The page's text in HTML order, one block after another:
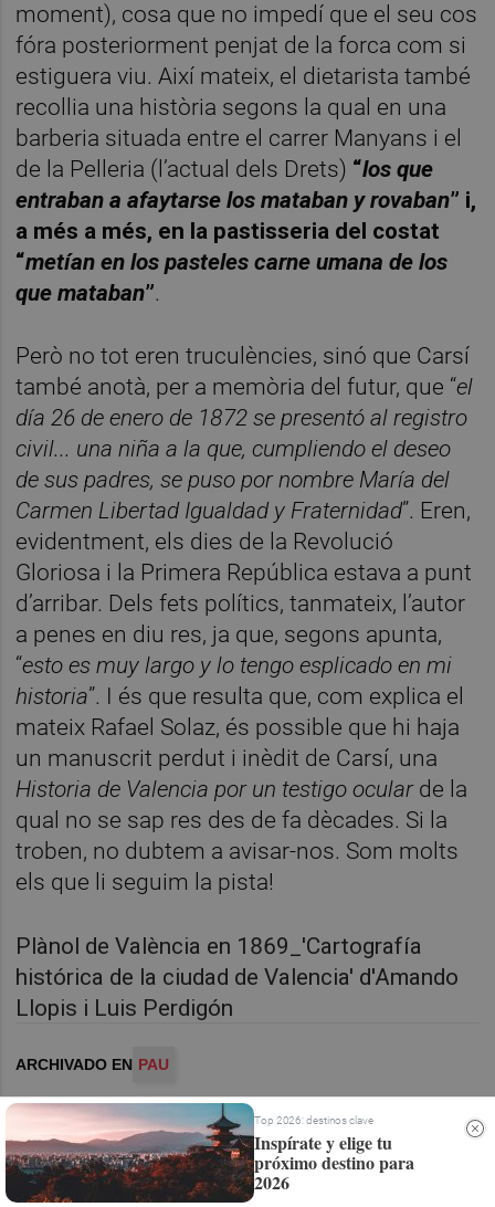
moment), cosa que no impedí que el seu cos
fóra posteriorment penjat de la forca com si
estiguera viu. Així mateix, el dietarista també
recollia una història segons la qual en una
barberia situada entre el carrer Manyans i el
de la Pelleria (l’actual dels Drets) “los que
entraban a afaytarse los mataban y rovaban” i,
a més a més, en la pastisseria del costat
“metían en los pasteles carne umana de los
que mataban”.
Però no tot eren truculències, sinó que Carsí
també anotà, per a memòria del futur, que “el
día 26 de enero de 1872 se presentó al registro
civil... una niña a la que, cumpliendo el deseo
de sus padres, se puso por nombre María del
Carmen Libertad Igualdad y Fraternidad”. Eren,
evidentment, els dies de la Revolució
Gloriosa i la Primera República estava a punt
d’arribar. Dels fets polítics, tanmateix, l’autor
a penes en diu res, ja que, segons apunta,
“esto es muy largo y lo tengo esplicado en mi
historia”. I és que resulta que, com explica el
mateix Rafael Solaz, és possible que hi haja
un manuscrit perdut i inèdit de Carsí, una
Historia de Valencia por un testigo ocularde la
qual no se sap res des de fa dècades. Si la
troben, no dubtem a avisar-nos. Som molts
els que li seguim la pista!
Plànol de València en 1869_'Cartografía
histórica de la ciudad de Valencia' d'Amando
Llopis i Luis Perdigón
ARCHIVADO EN PAU
Top 2026: destinos clave
Inspírate y elige tu
próximo destino para
2026